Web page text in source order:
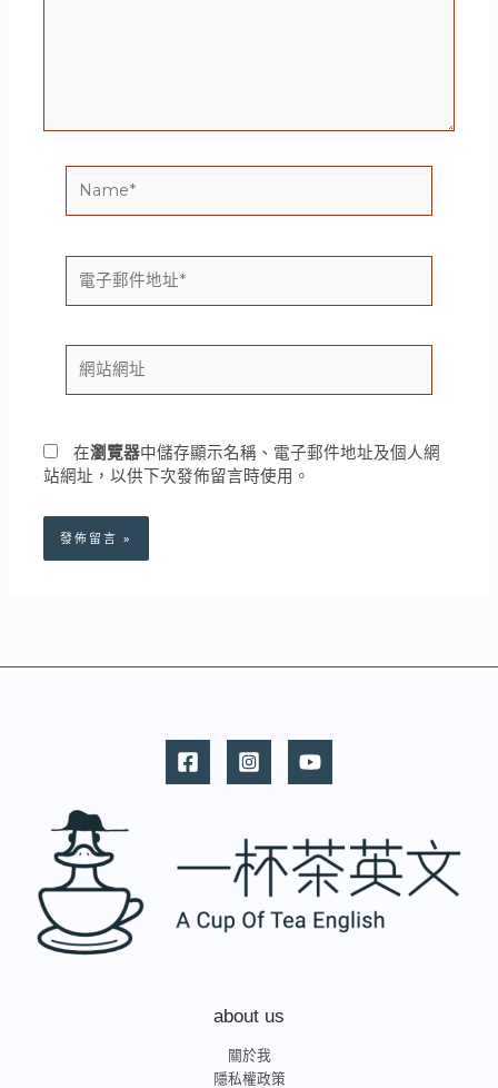
子
郵
地
址
站
網
在瀏覽器中儲存顯示名稱、電子郵件地址及個人網
站網址，以供下次發佈留言時使用。
about us
關於我
隱私權政策